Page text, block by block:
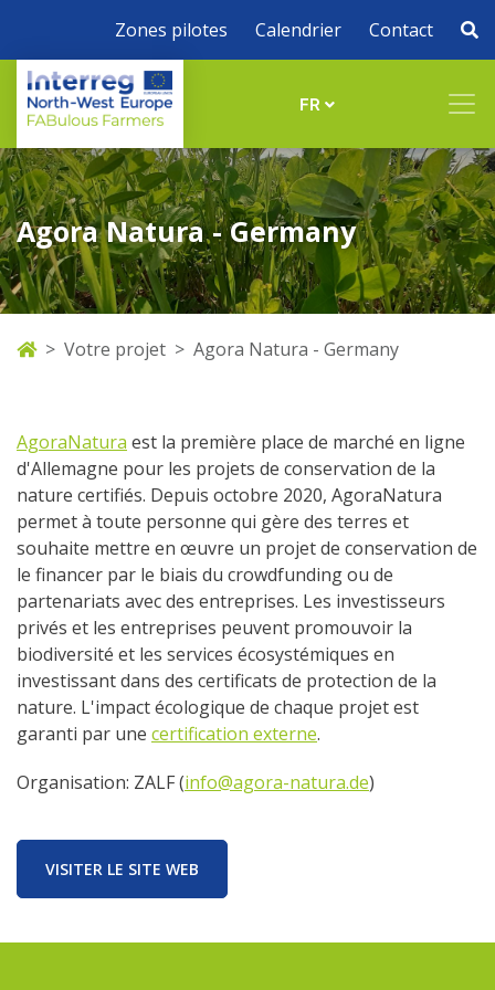
Zones pilotes Calendrier Contact
FR
Agora Natura - Germany
Votre projet Agora Natura - Germany
AgoraNatura est la première place de marché en ligne
d'Allemagne pour les projets de conservation de la
nature certifiés. Depuis octobre 2020, AgoraNatura
permet à toute personne qui gère des terres et
souhaite mettre en œuvre un projet de conservation de
le financer par le biais du crowdfunding ou de
partenariats avec des entreprises. Les investisseurs
privés et les entreprises peuvent promouvoir la
biodiversité et les services écosystémiques en
investissant dans des certificats de protection de la
nature. L'impact écologique de chaque projet est
garanti par une certification externe.
Organisation: ZALF (info@agora-natura.de)
VISITER LE SITE WEB